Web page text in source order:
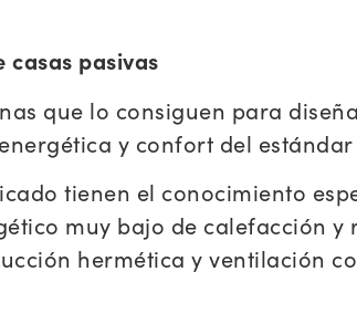
pasivas
que lo consiguen para
y confort del estándar
tienen el conocimiento
muy bajo de calefacción y
hermética y ventilación